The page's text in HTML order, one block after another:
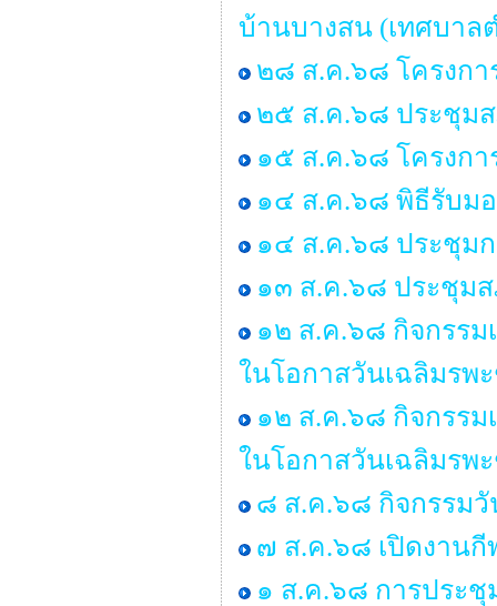
บ้านบางสน (เทศบาล
๒๘ ส.ค.๖๘ โครงก
๒๕ ส.ค.๖๘ ประชุม
๑๕ ส.ค.๖๘ โครงก
๑๔ ส.ค.๖๘ พิธีรับม
๑๔ ส.ค.๖๘ ประชุม
๑๓ ส.ค.๖๘ ประชุม
๑๒ ส.ค.๖๘ กิจกรรม
ในโอกาสวันเฉลิมรพ
๑๒ ส.ค.๖๘ กิจกรรม
ในโอกาสวันเฉลิมรพ
๘ ส.ค.๖๘ กิจกรรม
๗ ส.ค.๖๘ เปิดงานกี
๑ ส.ค.๖๘ การประ